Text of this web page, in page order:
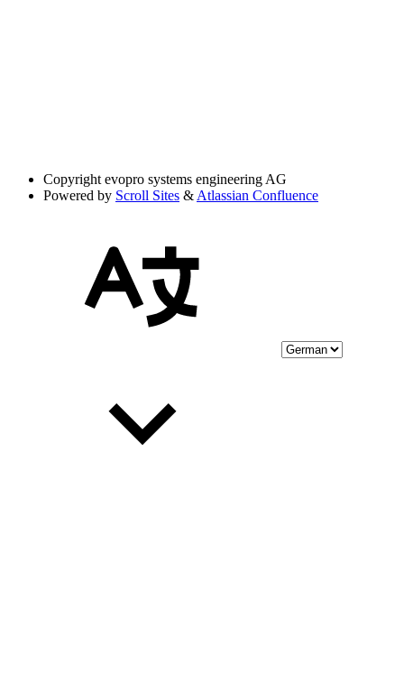
Copyright evopro systems engineering AG
Powered by Scroll Sites & Atlassian Confluence